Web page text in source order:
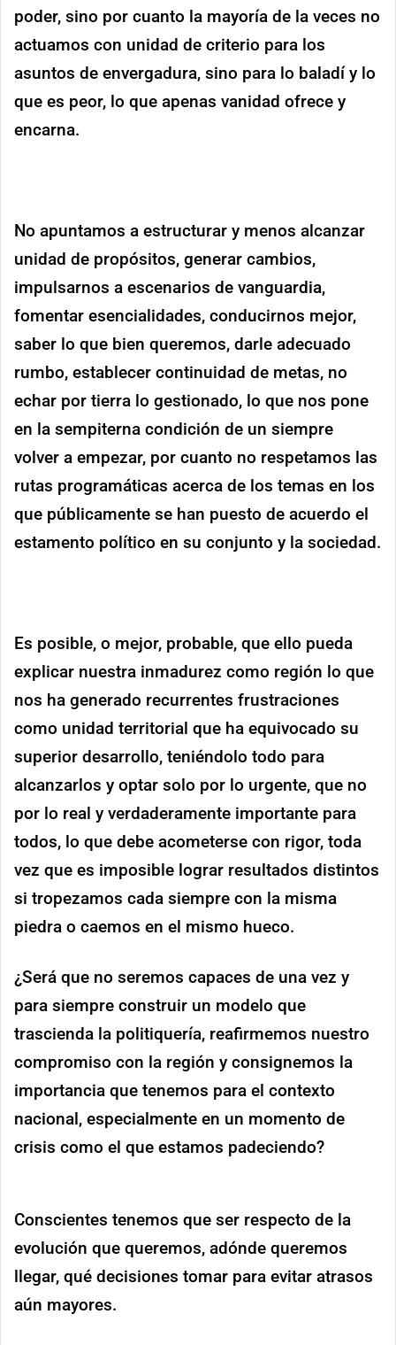
poder, sino por cuanto la mayoría de la veces no
actuamos con unidad de criterio para los
asuntos de envergadura, sino para lo baladí y lo
que es peor, lo que apenas vanidad ofrece y
encarna.
No apuntamos a estructurar y menos alcanzar
unidad de propósitos, generar cambios,
impulsarnos a escenarios de vanguardia,
fomentar esencialidades, conducirnos mejor,
saber lo que bien queremos, darle adecuado
rumbo, establecer continuidad de metas, no
echar por tierra lo gestionado, lo que nos pone
en la sempiterna condición de un siempre
volver a empezar, por cuanto no respetamos las
rutas programáticas acerca de los temas en los
que públicamente se han puesto de acuerdo el
estamento político en su conjunto y la sociedad.
Es posible, o mejor, probable, que ello pueda
explicar nuestra inmadurez como región lo que
nos ha generado recurrentes frustraciones
como unidad territorial que ha equivocado su
superior desarrollo, teniéndolo todo para
alcanzarlos y optar solo por lo urgente, que no
por lo real y verdaderamente importante para
todos, lo que debe acometerse con rigor, toda
vez que es imposible lograr resultados distintos
si tropezamos cada siempre con la misma
piedra o caemos en el mismo hueco.
¿Será que no seremos capaces de una vez y
para siempre construir un modelo que
trascienda la politiquería, reafirmemos nuestro
compromiso con la región y consignemos la
importancia que tenemos para el contexto
nacional, especialmente en un momento de
crisis como el que estamos padeciendo?
Conscientes tenemos que ser respecto de la
evolución que queremos, adónde queremos
llegar, qué decisiones tomar para evitar atrasos
aún mayores.